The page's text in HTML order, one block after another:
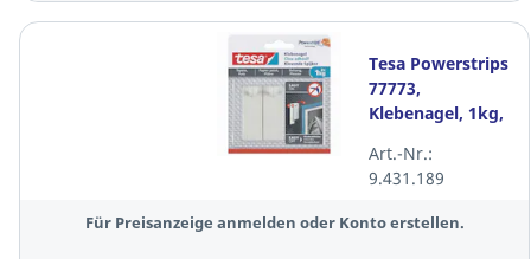
Tesa Powerstrips
77773,
Klebenagel, 1kg,
Art.-Nr.:
9.431.189
Für Preisanzeige anmelden oder Konto erstellen.